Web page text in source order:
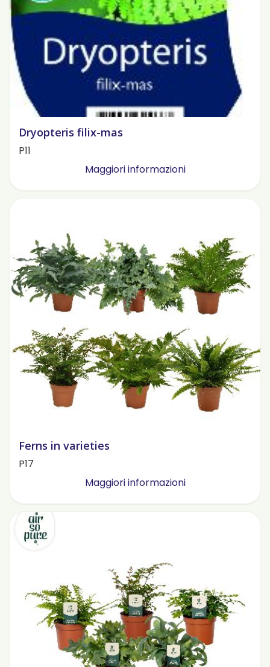
Dryopteris filix-mas
P11
Maggiori informazioni
Ferns in varieties
P17
Maggiori informazioni